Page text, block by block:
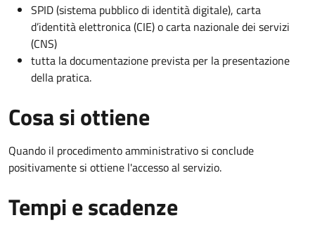
SPID (sistema pubblico di identità digitale), carta
d’identità elettronica (CIE) o carta nazionale dei servizi
(CNS)
tutta la documentazione prevista per la presentazione
della pratica.
Cosa si ottiene
Quando il procedimento amministrativo si conclude
positivamente si ottiene l'accesso al servizio.
Tempi e scadenze